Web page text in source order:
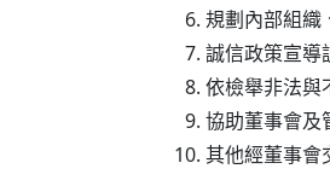
規劃內部組織
誠信政策宣導
依檢舉非法與
協助董事會及
其他經董事會